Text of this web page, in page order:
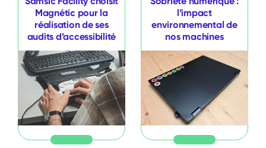
Magnétic pour la
réalisation de ses
audits d’accessibilité
l’impact
environnemental de
nos machines